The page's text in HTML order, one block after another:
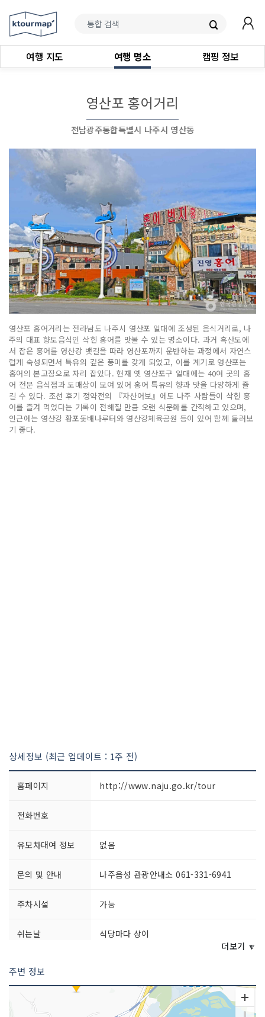
여행 지도 여행 명소 캠핑 정보
영산포 홍어거리
전남광주통합특별시 나주시 영산동
영산포 홍어거리는 전라남도 나주시 영산포 일대에 조성된 음식거리로, 나
주의 대표 향토음식인 삭힌 홍어를 맛볼 수 있는 명소이다. 과거 흑산도에
서 잡은 홍어를 영산강 뱃길을 따라 영산포까지 운반하는 과정에서 자연스
럽게 숙성되면서 특유의 깊은 풍미를 갖게 되었고, 이를 계기로 영산포는
홍어의 본고장으로 자리 잡았다. 현재 옛 영산포구 일대에는 40여 곳의 홍
어 전문 음식점과 도매상이 모여 있어 홍어 특유의 향과 맛을 다양하게 즐
길 수 있다. 조선 후기 정약전의 『자산어보』에도 나주 사람들이 삭힌 홍
어를 즐겨 먹었다는 기록이 전해질 만큼 오랜 식문화를 간직하고 있으며,
인근에는 영산강 황포돛배나루터와 영산강체육공원 등이 있어 함께 둘러보
기 좋다.
상세정보 (최근 업데이트 : 1주 전)
홈페이지 http://www.naju.go.kr/tour
전화번호
유모차대여 정보 없음
문의 및 안내 나주읍성 관광안내소 061-331-6941
주차시설 가능
쉬는날 식당마다 상이
더보기 🔽
주변 정보